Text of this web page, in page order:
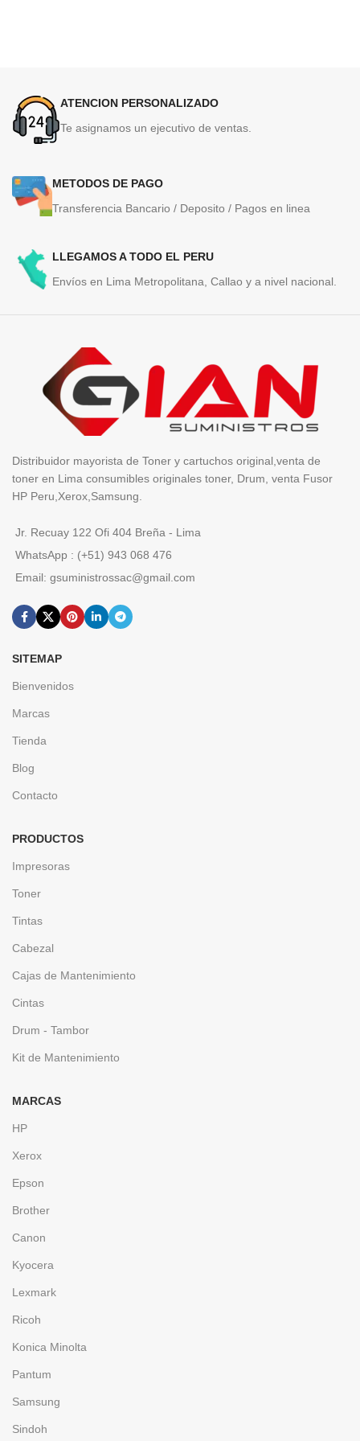
ATENCION PERSONALIZADO
Te asignamos un ejecutivo de ventas.
METODOS DE PAGO
Transferencia Bancario / Deposito / Pagos en linea
LLEGAMOS A TODO EL PERU
Envíos en Lima Metropolitana, Callao y a nivel nacional.
Distribuidor mayorista de Toner y cartuchos original,venta de
toner en Lima consumibles originales toner, Drum, venta Fusor
HP Peru,Xerox,Samsung.
Jr. Recuay 122 Ofi 404 Breña - Lima
WhatsApp : (+51) 943 068 476
Email: gsuministrossac@gmail.com
SITEMAP
Bienvenidos
Marcas
Tienda
Blog
Contacto
PRODUCTOS
Impresoras
Toner
Tintas
Cabezal
Cajas de Mantenimiento
Cintas
Drum - Tambor
Kit de Mantenimiento
MARCAS
HP
Xerox
Epson
Brother
Canon
Kyocera
Lexmark
Ricoh
Konica Minolta
Pantum
Samsung
Sindoh